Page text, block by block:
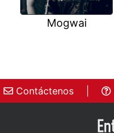
Mogwai
Contáctenos